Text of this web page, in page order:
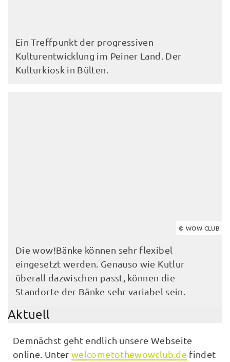
Ein Treffpunkt der progressiven
Kulturentwicklung im Peiner Land. Der
Kulturkiosk in Bülten.
© WOW CLUB
Die wow!Bänke können sehr flexibel
eingesetzt werden. Genauso wie Kutlur
überall dazwischen passt, können die
Standorte der Bänke sehr variabel sein.
Aktuell
Demnächst geht endlich unsere Webseite
online. Unterwelcometothewowclub.de findet